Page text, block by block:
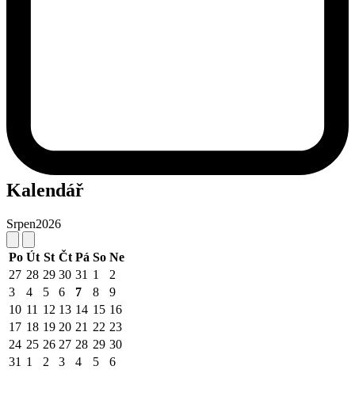
Kalendář
Srpen2026
Po Út St Čt Pá So Ne
27 28 29 30 31 1
2
3
4 5 6 7 8
9
10 11 12 13 14 15 16
17 18 19 20 21 22 23
24 25 26 27 28 29 30
31 1 2 3 4 5 6